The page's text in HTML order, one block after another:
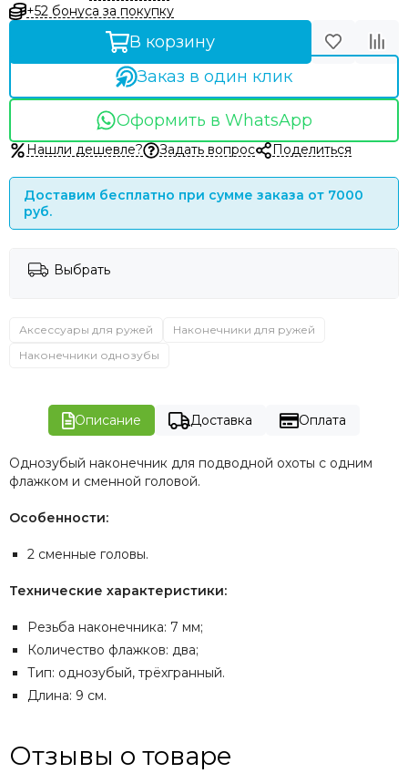
+52 бонуса за покупку
В корзину
Заказ в один клик
Оформить в WhatsApp
Нашли дешевле? Задать вопрос Поделиться
Доставим бесплатно при сумме заказа от 7000
руб.
Выбрать
Аксессуары для ружей
Наконечники для ружей
Наконечники однозубы
Описание Доставка Оплата
Однозубый наконечник для подводной охоты с одним
флажком и сменной головой.
Особенности:
2 сменные головы.
Технические характеристики:
Резьба наконечника: 7 мм;
Количество флажков: два;
Тип: однозубый, трёхгранный.
Длина: 9 см.
Отзывы о товаре